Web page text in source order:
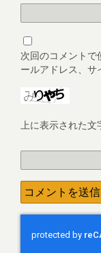
次回のコメントで
ールアドレス、サ
上に表示された文